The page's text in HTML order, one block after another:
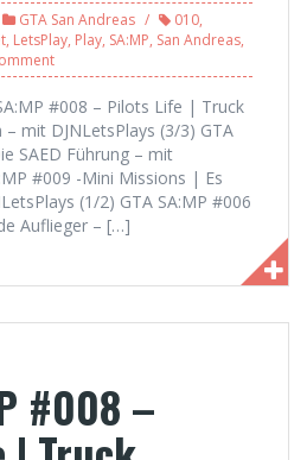
GTA San Andreas 010,
, LetsPlay, Play, SA:MP, San Andreas,
#008 – Pilots Life | Truck
mit DJNLetsPlays (3/3) GTA
SAED Führung – mit
#009 -Mini Missions | Es
(1/2) GTA SA:MP #006
Auflieger – […]
#008 –